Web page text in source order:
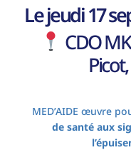
Le jeudi 17
CDO
MED’AIDE œuvre
de santé aux